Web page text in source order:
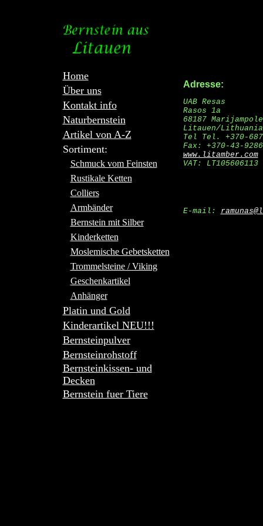
Home
Über uns
Kontakt info
Naturbernstein
Artikel von A-Z
Sortiment:
Schmuck vom Feinsten
Rustikale Ketten
Colliers
Armbänder
Bernstein mit Silber
Kinderketten
Moslemische Gebetsketten
Trommelsteine / Viking
Geschenkartikel
Anhänger
Platin und Gold
Kinderartikel NEU!!!
Bernsteinpulver
Bernsteinrohstoff
Bernsteinkissen- und
Decken
Bernstein fuer Tiere
Adresse:
UAB Resas
Rasos 1a
68187 Marijampole
Litauen/Lithuania
Tel Tel. +370-
Fax: +370-43-
www.litamber.com
VAT: LT105606113
E-mail: